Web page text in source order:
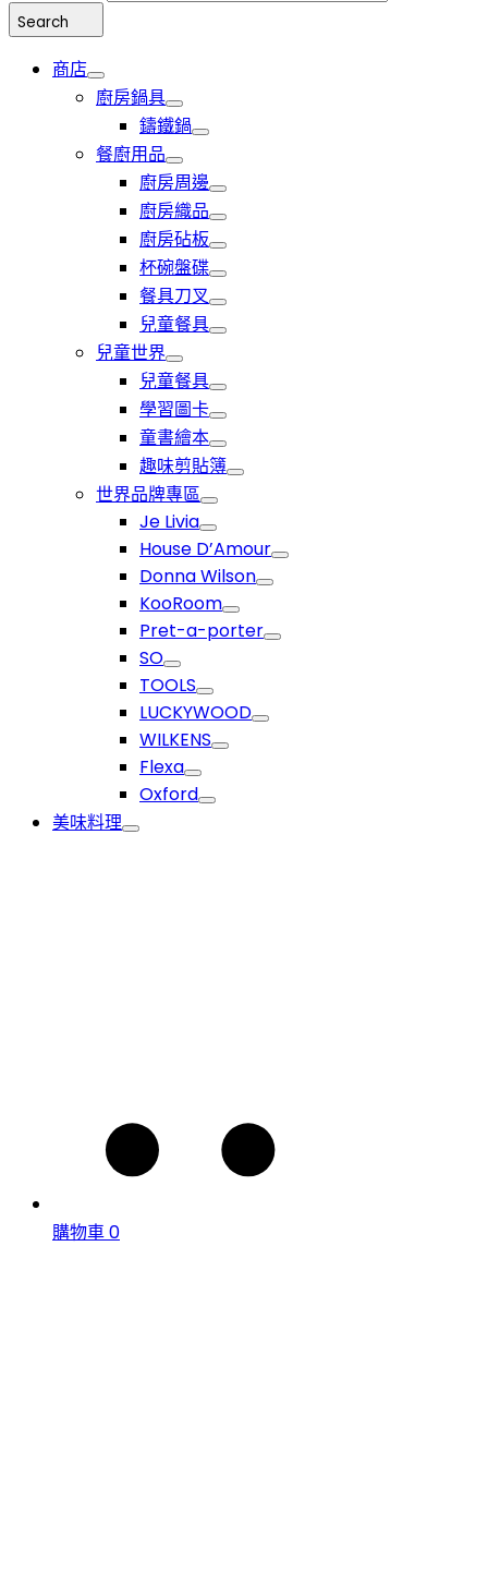
Search
商店
廚房鍋具
鑄鐵鍋
餐廚用品
廚房周邊
廚房織品
廚房砧板
杯碗盤碟
餐具刀叉
兒童餐具
兒童世界
兒童餐具
學習圖卡
童書繪本
趣味剪貼簿
世界品牌專區
Je Livia
House D’Amour
Donna Wilson
KooRoom
Pret-a-porter
SO
TOOLS
LUCKYWOOD
WILKENS
Flexa
Oxford
美味料理
購物車0